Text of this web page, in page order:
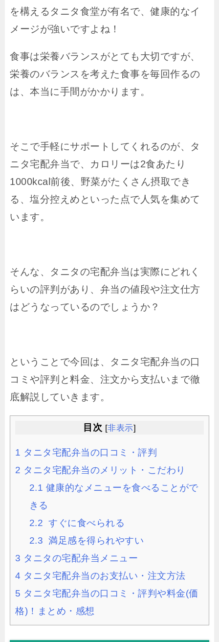
を構えるタニタ食堂が有名で、健康的なイ
メージが強いですよね！
食事は栄養バランスがとても大切ですが、
栄養のバランスを考えた食事を毎回作るの
は、本当に手間がかかります。
そこで手軽にサポートしてくれるのが、タ
ニタ宅配弁当で、カロリーは2食あたり
1000kcal前後、野菜がたくさん摂取でき
る、塩分控えめといった点で人気を集めて
います。
そんな、タニタの宅配弁当は実際にどれく
らいの評判があり、弁当の値段や注文仕方
はどうなっているのでしょうか？
ということで今回は、タニタ宅配弁当の口
コミや評判と料金、注文から支払いまで徹
底解説していきます。
目次 [非表示]
1 タニタ宅配弁当の口コミ・評判
2 タニタ宅配弁当のメリット・こだわり
2.1 健康的なメニューを食べることがで
きる
2.2 すぐに食べられる
2.3 満足感を得られやすい
3 タニタの宅配弁当メニュー
4 タニタ宅配弁当のお支払い・注文方法
5 タニタ宅配弁当の口コミ・評判や料金(価
格)！まとめ・感想